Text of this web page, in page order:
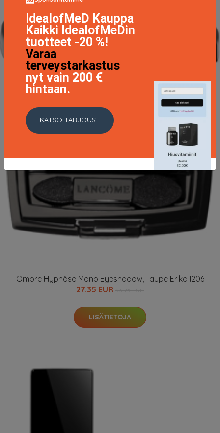
Ombre Hypnôse Mono Eyeshadow, Taupe Erika I206
27.35 EUR
LISÄTIETOJA
IdealofMeD Kauppa
Kaikki IdealofMeDin
tuotteet -20 %!
Varaa
terveystarkastus
nyt vain 200 €
hintaan.
KATSO TARJOUS